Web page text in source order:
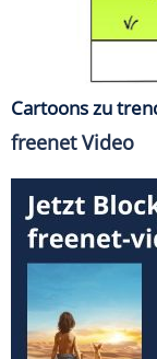
Cartoons zu
freenet Video